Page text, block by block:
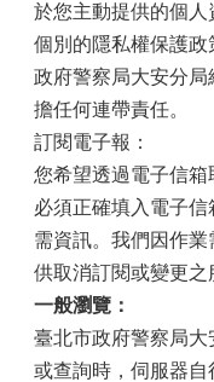
於您主動提供的個
個別的隱私權保護
政府警察局大安分
擔任何連帶責任。
訂閱電子報：
您希望透過電子信箱
必須正確填入電子
需資訊。我們因作
供取消訂閱或變更之
一般瀏覽：
臺北市政府警察局
或查詢時，伺服器